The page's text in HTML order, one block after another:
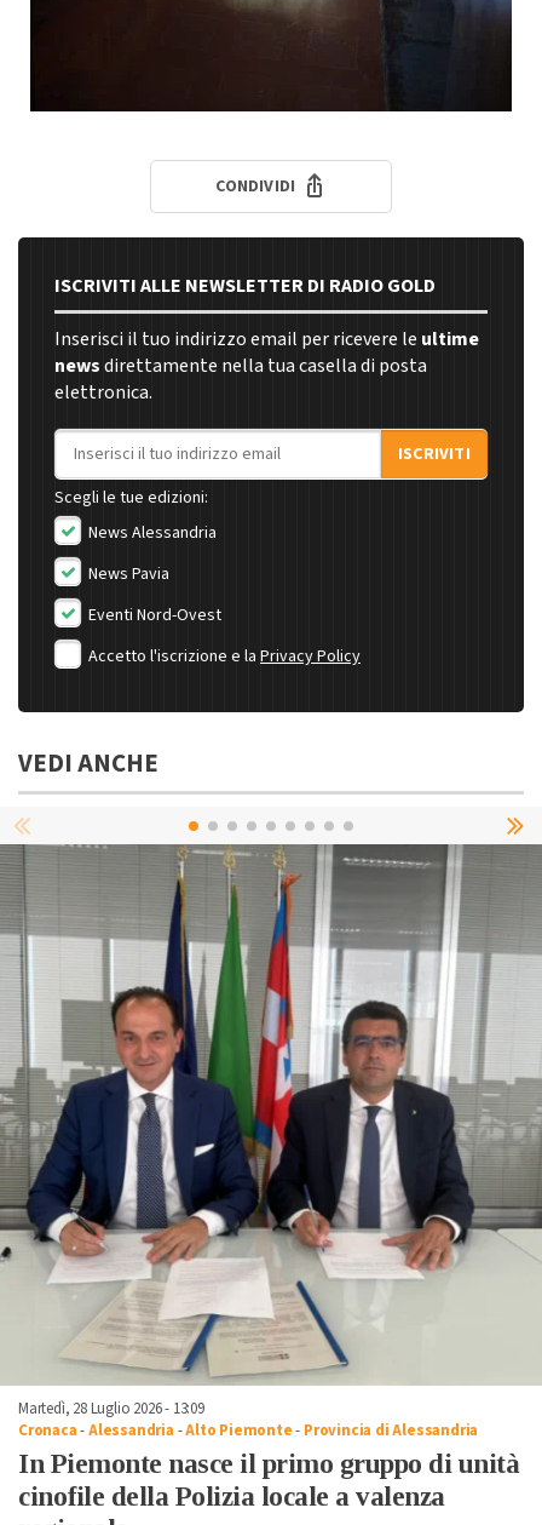
CONDIVIDI
ISCRIVITI ALLE NEWSLETTER DI RADIO GOLD
Inserisci il tuo indirizzo email per ricevere le ultime
newsdirettamente nella tua casella di posta
elettronica.
Indirizzo email
ISCRIVITI
Scegli le tue edizioni:
News Alessandria
News Pavia
Eventi Nord-Ovest
Accetto l'iscrizione e la Privacy Policy
VEDI ANCHE
Martedì, 28 Luglio 2026 - 13:09
Cronaca-Alessandria -Alto Piemonte- Provincia di Alessandria
In Piemonte nasce il primo gruppo di unità
cinofile della Polizia locale a valenza